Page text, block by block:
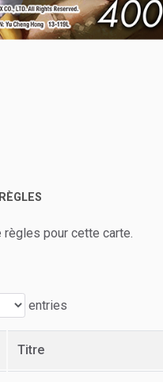
règles pour cette carte.
entries
Titre